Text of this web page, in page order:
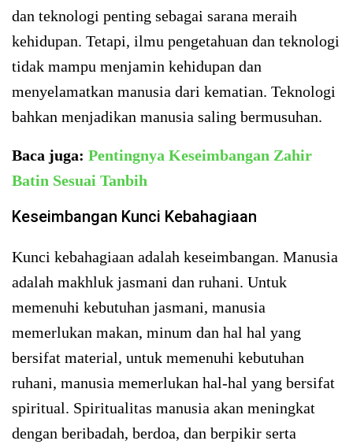
dan teknologi penting sebagai sarana meraih
kehidupan. Tetapi, ilmu pengetahuan dan teknologi
tidak mampu menjamin kehidupan dan
menyelamatkan manusia dari kematian. Teknologi
bahkan menjadikan manusia saling bermusuhan.
Baca juga: Pentingnya Keseimbangan Zahir
Batin Sesuai Tanbih
Keseimbangan Kunci Kebahagiaan
Kunci kebahagiaan adalah keseimbangan. Manusia
adalah makhluk jasmani dan ruhani. Untuk
memenuhi kebutuhan jasmani, manusia
memerlukan makan, minum dan hal hal yang
bersifat material, untuk memenuhi kebutuhan
ruhani, manusia memerlukan hal-hal yang bersifat
spiritual. Spiritualitas manusia akan meningkat
dengan beribadah, berdoa, dan berpikir serta